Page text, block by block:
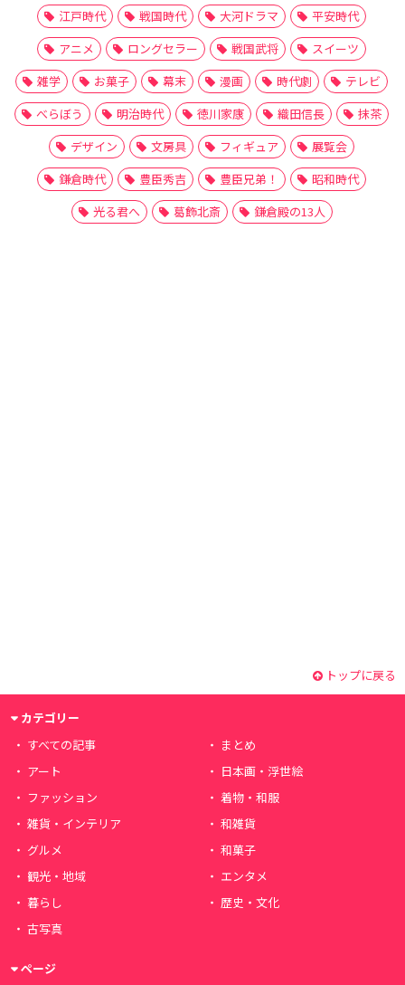
江戸時代 戦国時代 大河ドラマ
平安時代
アニメ
ロングセラー 戦国武将
スイーツ
雑学
お菓子 幕末 漫画 時代劇
テレビ
べらぼう
明治時代 徳川家康 織田信長
抹茶
デザイン
文房具 フィギュア
展覧会
鎌倉時代
豊臣秀吉 豊臣兄弟！
昭和時代
光る君へ
葛飾北斎 鎌倉殿の13人
トップに戻る
カテゴリー
すべての記事
まとめ
アート
日本画・浮世絵
ファッション
着物・和服
雑貨・インテリア
和雑貨
グルメ
和菓子
観光・地域
エンタメ
暮らし
歴史・文化
古写真
ページ